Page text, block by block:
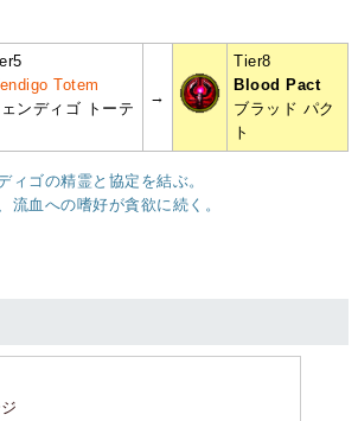
Totem
ンディゴ トーテ
→
Tier8
Blood Pact
ブラッド パク
ト
ィゴの精霊と協定を結ぶ。
流血への嗜好が貪欲に続く。